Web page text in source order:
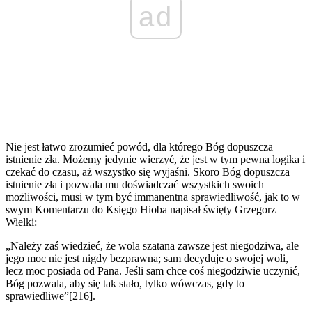
ad
Nie jest łatwo zrozumieć powód, dla którego Bóg dopuszcza
istnienie zła. Możemy jedynie wierzyć, że jest w tym pewna logika i
czekać do czasu, aż wszystko się wyjaśni. Skoro Bóg dopuszcza
istnienie zła i pozwala mu doświadczać wszystkich swoich
możliwości, musi w tym być immanentna sprawiedliwość, jak to w
swym Komentarzu do Księgo Hioba napisał święty Grzegorz
Wielki:
„Należy zaś wiedzieć, że wola szatana zawsze jest niegodziwa, ale
jego moc nie jest nigdy bezprawna; sam decyduje o swojej woli,
lecz moc posiada od Pana. Jeśli sam chce coś niegodziwie uczynić,
Bóg pozwala, aby się tak stało, tylko wówczas, gdy to
sprawiedliwe”[216].